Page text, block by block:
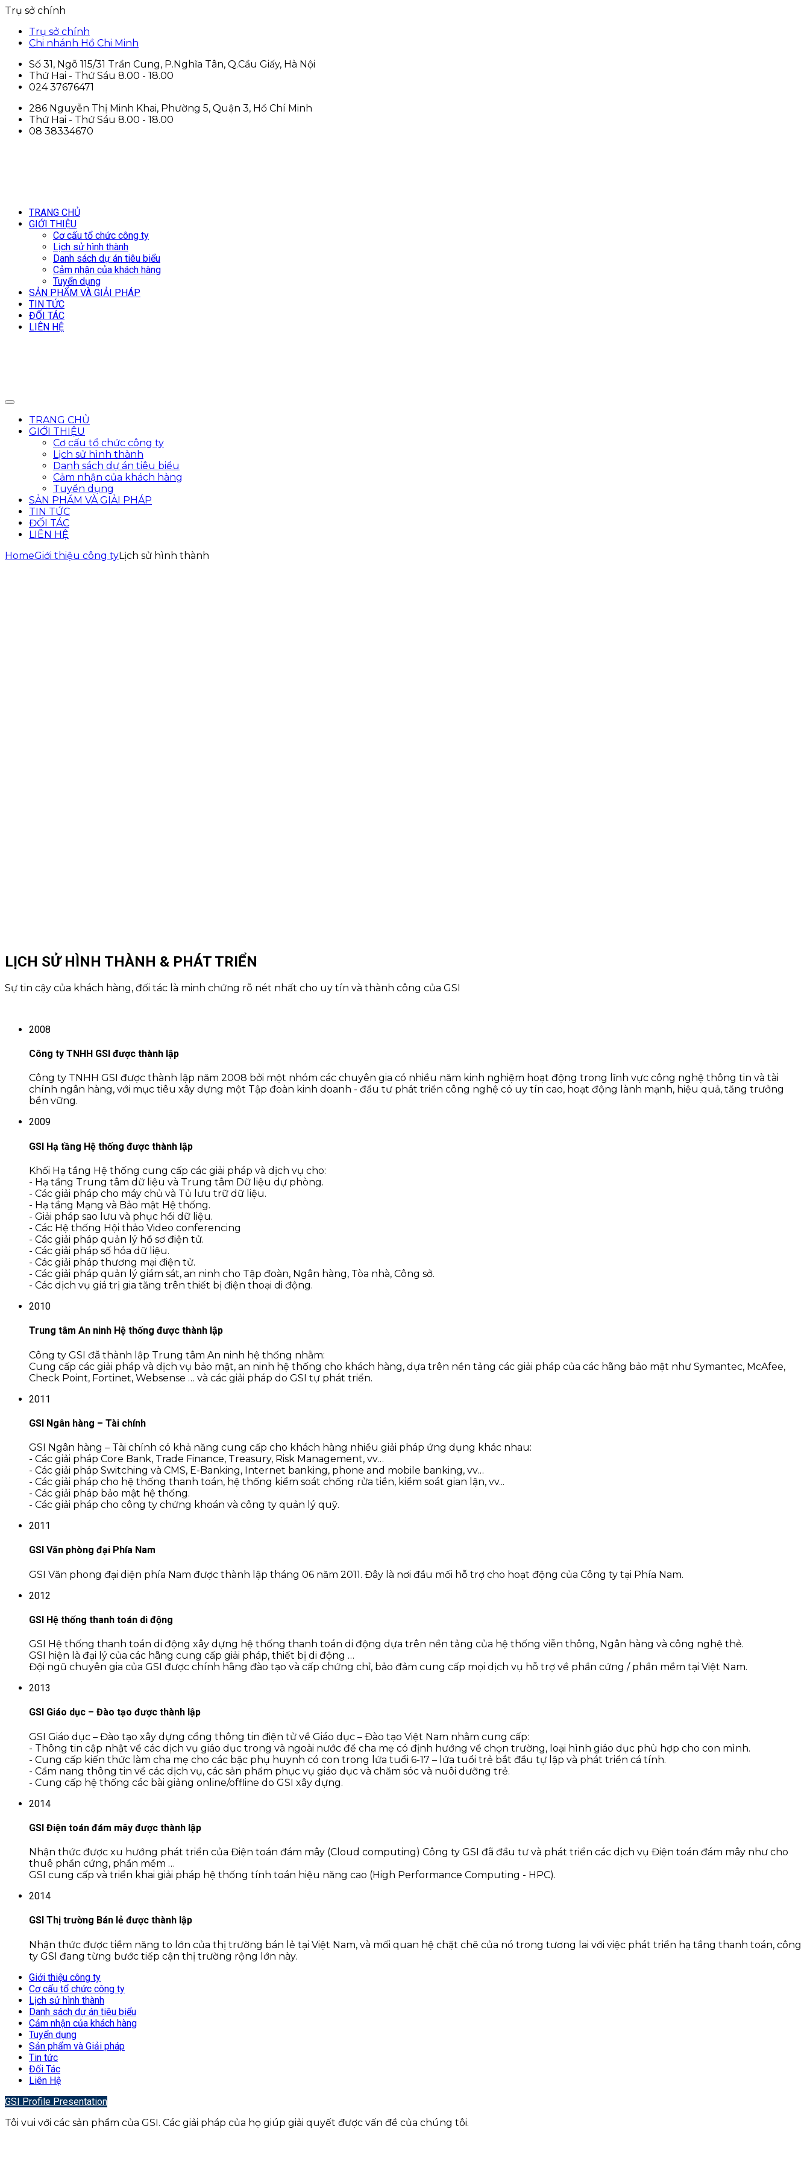
Trụ sở chính
Trụ sở chính
Chi nhánh Hồ Chi Minh
Số 31, Ngõ 115/31 Trần Cung, P.Nghĩa Tân, Q.Cầu Giấy, Hà Nội
Thứ Hai - Thứ Sáu 8.00 - 18.00
024 37676471
286 Nguyễn Thị Minh Khai, Phường 5, Quận 3, Hồ Chí Minh
Thứ Hai - Thứ Sáu 8.00 - 18.00
08 38334670
TRANG CHỦ
GIỚI THIỆU
Cơ cấu tổ chức công ty
Lịch sử hình thành
Danh sách dự án tiêu biểu
Cảm nhận của khách hàng
Tuyển dụng
SẢN PHẨM VÀ GIẢI PHÁP
TIN TỨC
ĐỐI TÁC
LIÊN HỆ
TRANG CHỦ
GIỚI THIỆU
Cơ cấu tổ chức công ty
Lịch sử hình thành
Danh sách dự án tiêu biểu
Cảm nhận của khách hàng
Tuyển dụng
SẢN PHẨM VÀ GIẢI PHÁP
TIN TỨC
ĐỐI TÁC
LIÊN HỆ
HomeGiới thiệu công tyLịch sử hình thành
LỊCH SỬ HÌNH THÀNH & PHÁT TRIỂN
Sự tin cậy của khách hàng, đối tác là minh chứng rõ nét nhất cho uy tín và thành công của GSI
2008
Công ty TNHH GSI được thành lập
Công ty TNHH GSI được thành lập năm 2008 bởi một nhóm các chuyên gia có nhiều năm kinh nghiệm hoạt động trong lĩnh vực công nghệ thông tin và tài
chính ngân hàng, với mục tiêu xây dựng một Tập đoàn kinh doanh - đầu tư phát triển công nghệ có uy tín cao, hoạt động lành mạnh, hiệu quả, tăng trưởng
bền vững.
2009
GSI Hạ tầng Hệ thống được thành lập
Khối Hạ tầng Hệ thống cung cấp các giải pháp và dịch vụ cho:
- Hạ tầng Trung tâm dữ liệu và Trung tâm Dữ liệu dự phòng.
- Các giải pháp cho máy chủ và Tủ lưu trữ dữ liệu.
- Hạ tầng Mạng và Bảo mật Hệ thống.
- Giải pháp sao lưu và phục hồi dữ liệu.
- Các Hệ thống Hội thảo Video conferencing
- Các giải pháp quản lý hồ sơ điện tử.
- Các giải pháp số hóa dữ liệu.
- Các giải pháp thương mại điện tử.
- Các giải pháp quản lý giám sát, an ninh cho Tập đoàn, Ngân hàng, Tòa nhà, Công sở.
- Các dịch vụ giá trị gia tăng trên thiết bị điện thoại di động.
2010
Trung tâm An ninh Hệ thống được thành lập
Công ty GSI đã thành lập Trung tâm An ninh hệ thống nhằm:
Cung cấp các giải pháp và dịch vụ bảo mật, an ninh hệ thống cho khách hàng, dựa trên nền tảng các giải pháp của các hãng bảo mật như Symantec, McAfee,
Check Point, Fortinet, Websense … và các giải pháp do GSI tự phát triển.
2011
GSI Ngân hàng – Tài chính
GSI Ngân hàng – Tài chính có khả năng cung cấp cho khách hàng nhiều giải pháp ứng dụng khác nhau:
- Các giải pháp Core Bank, Trade Finance, Treasury, Risk Management, vv…
- Các giải pháp Switching và CMS, E-Banking, Internet banking, phone and mobile banking, vv…
- Các giải pháp cho hệ thống thanh toán, hệ thống kiểm soát chống rửa tiền, kiểm soát gian lận, vv...
- Các giải pháp bảo mật hệ thống.
- Các giải pháp cho công ty chứng khoán và công ty quản lý quỹ.
2011
GSI Văn phòng đại Phía Nam
GSI Văn phong đại diện phía Nam được thành lập tháng 06 năm 2011. Đây là nơi đầu mối hỗ trợ cho hoạt động của Công ty tại Phía Nam.
2012
GSI Hệ thống thanh toán di động
GSI Hệ thống thanh toán di động xây dựng hệ thống thanh toán di động dựa trên nền tảng của hệ thống viễn thông, Ngân hàng và công nghệ thẻ.
GSI hiện là đại lý của các hãng cung cấp giải pháp, thiết bị di động …
Đội ngũ chuyên gia của GSI được chính hãng đào tạo và cấp chứng chỉ, bảo đảm cung cấp mọi dịch vụ hỗ trợ về phần cứng / phần mềm tại Việt Nam.
2013
GSI Giáo dục – Đào tạo được thành lập
GSI Giáo dục – Đào tạo xây dựng cổng thông tin điện tử về Giáo dục – Đào tạo Việt Nam nhằm cung cấp:
- Thông tin cập nhật về các dịch vụ giáo dục trong và ngoài nước để cha mẹ có định hướng về chọn trường, loại hình giáo dục phù hợp cho con mình.
- Cung cấp kiến thức làm cha mẹ cho các bậc phụ huynh có con trong lứa tuổi 6-17 – lứa tuổi trẻ bắt đầu tự lập và phát triển cá tính.
- Cẩm nang thông tin về các dịch vụ, các sản phẩm phục vụ giáo dục và chăm sóc và nuôi dưỡng trẻ.
- Cung cấp hệ thống các bài giảng online/offline do GSI xây dựng.
2014
GSI Điện toán đám mây được thành lập
Nhận thức được xu hướng phát triển của Điện toán đám mây (Cloud computing) Công ty GSI đã đầu tư và phát triển các dịch vụ Điện toán đám mây như cho
thuê phần cứng, phần mềm …
GSI cung cấp và triển khai giải pháp hệ thống tính toán hiệu năng cao (High Performance Computing - HPC).
2014
GSI Thị trường Bán lẻ được thành lập
Nhận thức được tiềm năng to lớn của thị trường bán lẻ tại Việt Nam, và mối quan hệ chặt chẽ của nó trong tương lai với việc phát triển hạ tầng thanh toán, công
ty GSI đang từng bước tiếp cận thị trường rộng lớn này.
Giới thiệu công ty
Cơ cấu tổ chức công ty
Lịch sử hình thành
Danh sách dự án tiêu biểu
Cảm nhận của khách hàng
Tuyển dụng
Sản phẩm và Giải pháp
Tin tức
Đối Tác
Liên Hệ
GSI Profile Presentation
Tôi vui với các sản phẩm của GSI. Các giải pháp của họ giúp giải quyết được vấn đề của chúng tôi.